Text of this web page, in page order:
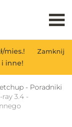
Zamknij
mies.!
inne!
- Poradniki
3.4 -